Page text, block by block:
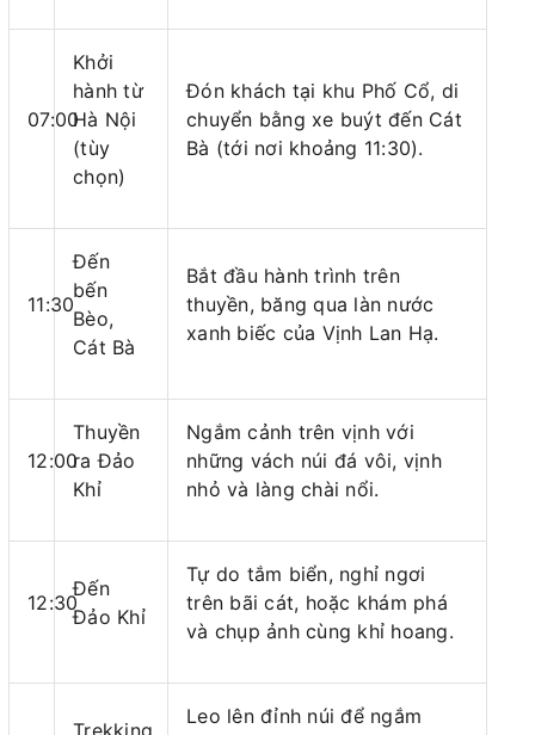
07:00
Khởi
hành từ
Hà Nội
(tùy
chọn)
Đón khách tại khu Phố Cổ, di
chuyển bằng xe buýt đến Cát
Bà (tới nơi khoảng 11:30).
11:30
Đến
bến
Bèo,
Cát Bà
Bắt đầu hành trình trên
thuyền, băng qua làn nước
xanh biếc của Vịnh Lan Hạ.
12:00
Thuyền
ra Đảo
Khỉ
Ngắm cảnh trên vịnh với
những vách núi đá vôi, vịnh
nhỏ và làng chài nổi.
12:30
Đến
Đảo Khỉ
Tự do tắm biển, nghỉ ngơi
trên bãi cát, hoặc khám phá
và chụp ảnh cùng khỉ hoang.
Leo lên đỉnh núi để ngắm